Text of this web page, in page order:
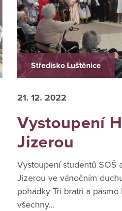
Středisko Luštěnice
21. 12. 2022
Vystoupení
Jizerou
Vystoupení studentů SOŠ
Jizerou ve vánočním
pohádky Tři bratři a
všechny...